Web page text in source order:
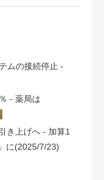
ムの接続停止 -
- 薬局は
き上げへ - 加算1
に(2025/7/23)